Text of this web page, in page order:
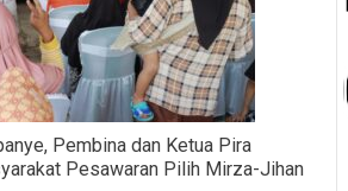
Pembina dan Ketua Pira
Pesawaran Pilih Mirza-Jihan